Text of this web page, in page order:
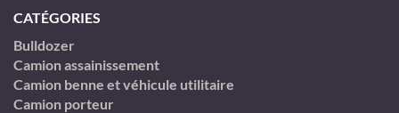
CATÉGORIES
Bulldozer
Camion assainissement
Camion benne et véhicule utilitaire
Camion porteur